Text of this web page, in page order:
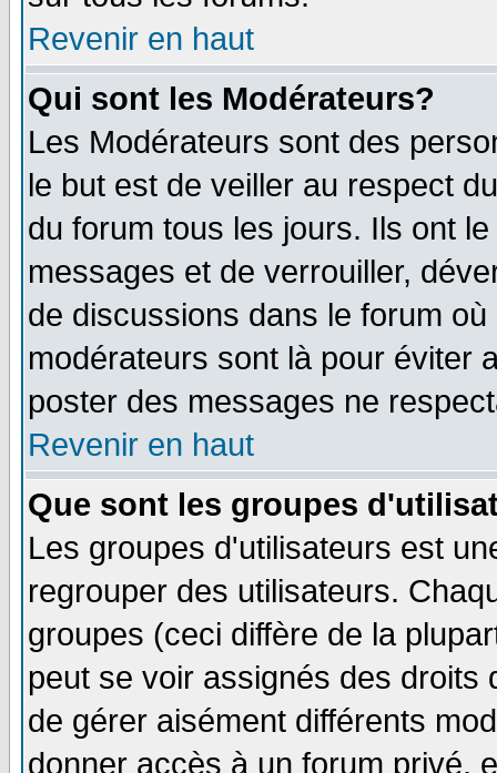
Revenir en haut
Qui sont les Modérateurs?
Les Modérateurs sont des
le but est de veiller au respect
du forum tous les jours. Ils ont
messages et de verrouiller,
de discussions dans le forum
modérateurs sont là pour éviter
poster des messages ne
Revenir en haut
Que sont les groupes
Les groupes d'utilisateurs est
regrouper des utilisateurs.
groupes (ceci diffère de la
peut se voir assignés des
de gérer aisément différents
donner accès à un forum privé,